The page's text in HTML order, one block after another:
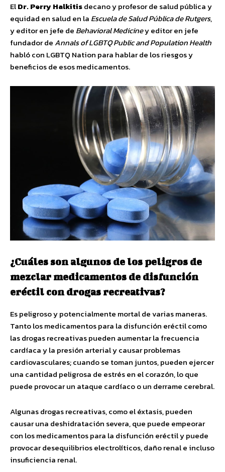
ElDr. Perry Halkitisdecano y profesor de salud pública y
equidad en salud en la Escuela de Salud Pública de Rutgers,
y editor en jefe de Behavioral Mediciney editor en jefe
fundador de Annals of LGBTQ Public and Population Health
habló con LGBTQ Nation para hablar de los riesgos y
beneficios de esos medicamentos.
¿Cuáles son algunos de los peligros de
mezclar medicamentos de disfunción
eréctil con drogas recreativas?
Es peligroso y potencialmente mortal de varias maneras.
Tanto los medicamentos para la disfunción eréctil como
las drogas recreativas pueden aumentar la frecuencia
cardíaca y la presión arterial y causar problemas
cardiovasculares; cuando se toman juntos, pueden ejercer
una cantidad peligrosa de estrés en el corazón, lo que
puede provocar un ataque cardíaco o un derrame cerebral.
Algunas drogas recreativas, como el éxtasis, pueden
causar una deshidratación severa, que puede empeorar
con los medicamentos para la disfunción eréctil y puede
provocar desequilibrios electrolíticos, daño renal e incluso
insuficiencia renal.